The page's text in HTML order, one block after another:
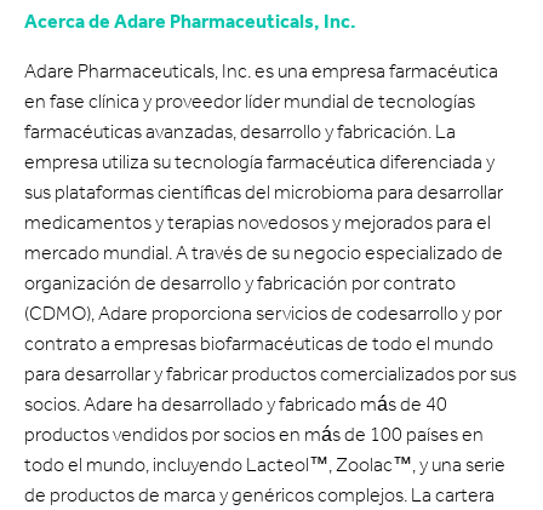
Acerca de Adare Pharmaceuticals, Inc.
Adare Pharmaceuticals, Inc. es una empresa farmacéutica
en fase clínica y proveedor líder mundial de tecnologías
farmacéuticas avanzadas, desarrollo y fabricación. La
empresa utiliza su tecnología farmacéutica diferenciada y
sus plataformas científicas del microbioma para desarrollar
medicamentos y terapias novedosos y mejorados para el
mercado mundial. A través de su negocio especializado de
organización de desarrollo y fabricación por contrato
(CDMO), Adare proporciona servicios de codesarrollo y por
contrato a empresas biofarmacéuticas de todo el mundo
para desarrollar y fabricar productos comercializados por sus
socios. Adare ha desarrollado y fabricado más de 40
productos vendidos por socios en más de 100 países en
todo el mundo, incluyendo Lacteol™, Zoolac™, y una serie
de productos de marca y genéricos complejos. La cartera